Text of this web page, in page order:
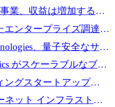
するためにシリーズ A
業、収益は増加するも
エンタープライズ調達プ
するために 4,000 万ド
、量子安全なサイ
フラストラクチャの拡
万ドルを投入
がスケーラブルなブレ
ンターフェイスのため
ングスタートアップ
A 投資で 2,000 万ドルを
ネット インフラストラ